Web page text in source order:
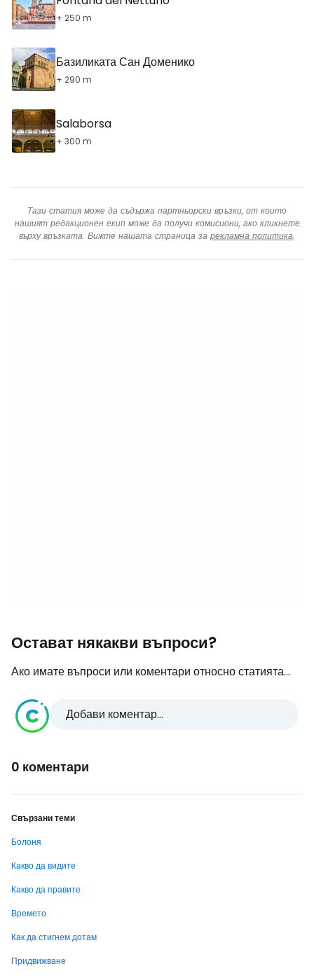
+ 250 m
Базиликата Сан Доменико
+ 290 m
Salaborsa
+ 300 m
Тази статия може да съдържа партньорски връзки, от които
нашият редакционен екип може да получи комисиони, ако кликнете
върху връзката. Вижте нашата страница за рекламна политика.
Остават някакви въпроси?
Ако имате въпроси или коментари относно статията...
Добави коментар...
0 коментари
Свързани теми
Болоня
Какво да видите
Какво да правите
Времето
Как да стигнем дотам
Придвижване